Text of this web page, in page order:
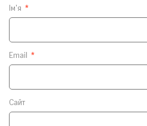
Ім'я *
Email *
Сайт